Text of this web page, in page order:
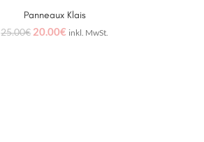
IN DEN WARENKORB
Panneaux Klais
25.00€ 20.00€ inkl. MwSt.